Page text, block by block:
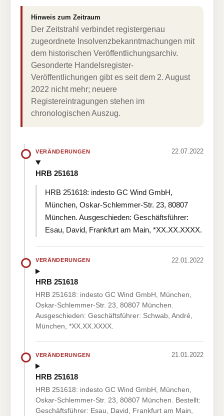
Hinweis zum Zeitraum
Der Zeitstrahl verbindet registergenau
zugeordnete Insolvenzbekanntmachungen mit
dem historischen Veröffentlichungsarchiv.
Gesonderte Handelsregister-
Veröffentlichungen gibt es seit dem 2. August
2022 nicht mehr; neuere
Registereintragungen stehen im
chronologischen Auszug.
VERÄNDERUNGEN 22.07.2022
HRB 251618
HRB 251618: indesto GC Wind GmbH,
München, Oskar-Schlemmer-Str. 23, 80807
München. Ausgeschieden: Geschäftsführer:
Esau, David, Frankfurt am Main, *XX.XX.XXXX.
VERÄNDERUNGEN 22.01.2022
HRB 251618
HRB 251618: indesto GC Wind GmbH, München,
Oskar-Schlemmer-Str. 23, 80807 München.
Ausgeschieden: Geschäftsführer: Schwab, André,
München, *XX.XX.XXXX.
VERÄNDERUNGEN 21.01.2022
HRB 251618
HRB 251618: indesto GC Wind GmbH, München,
Oskar-Schlemmer-Str. 23, 80807 München. Bestellt:
Geschäftsführer: Esau, David, Frankfurt am Main,